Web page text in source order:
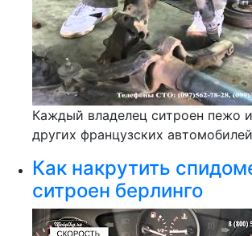
Каждый владелец ситроен пежо
других французских
Как накрутить
ситроен берлинго